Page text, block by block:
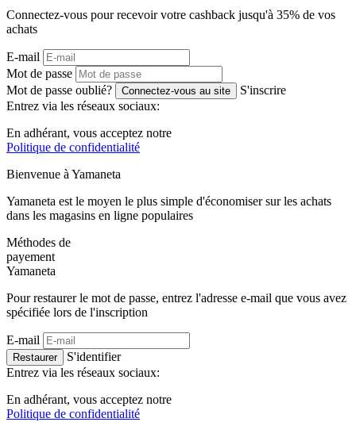
Connectez-vous pour recevoir votre cashback jusqu'à 35% de vos
achats
E-mail
Mot de passe
Mot de passe oublié?
Connectez-vous au site
S'inscrire
Entrez via les réseaux sociaux:
En adhérant, vous acceptez notre
Politique de confidentialité
Bienvenue à Yamaneta
Yamaneta est le moyen le plus simple d'économiser sur les achats
dans les magasins en ligne populaires
Méthodes de
payement
Yamaneta
Pour restaurer le mot de passe, entrez l'adresse e-mail que vous avez
spécifiée lors de l'inscription
E-mail
Restaurer
S'identifier
Entrez via les réseaux sociaux:
En adhérant, vous acceptez notre
Politique de confidentialité